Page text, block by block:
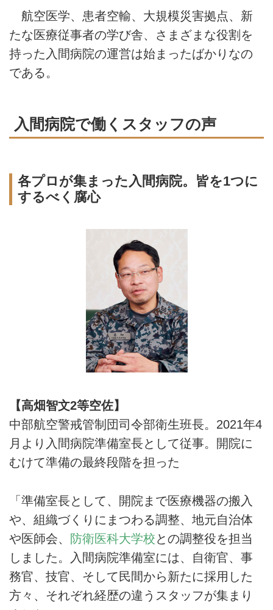
航空医学、患者空輸、大規模災害拠点、新
たな医療従事者の学び舎、さまざまな役割を
持った入間病院の運営は始まったばかりなの
である。
入間病院で働くスタッフの声
各プロが集まった入間病院。皆を1つに
するべく腐心
【高畑智文2等空佐】
中部航空警戒管制団司令部衛生班長。2021年4
月より入間病院準備室長として従事。開院に
むけて準備の最終段階を担った
「準備室長として、開院まで医療機器の搬入
や、組織づくりにまつわる調整、地元自治体
や医師会、 防衛医科大学校との調整役を担当
しました。入間病院準備室には、自衛官、事
務官、技官、そして民間から新たに採用した
方々、それぞれ経歴の違うスタッフが集まり